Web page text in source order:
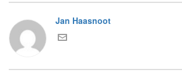
Jan Haasnoot